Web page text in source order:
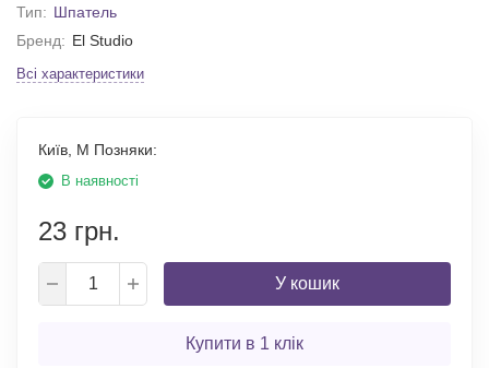
Тип: Шпатель
Бренд: El Studio
Всі характеристики
Київ, М Позняки:
В наявності
23 грн.
У кошик
Купити в 1 клік